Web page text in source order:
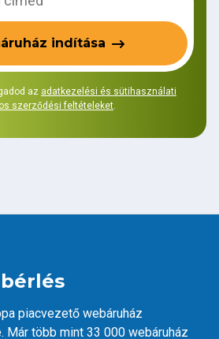
indítása
az adatkezelési és sütihasználati
szerződési feltételeket.
piacvezető webáruház
Már több mint 33 000 webáruház